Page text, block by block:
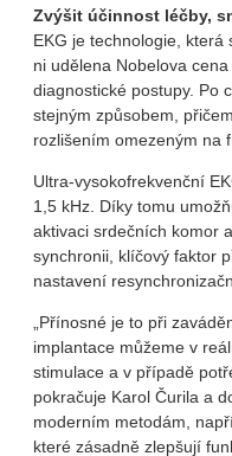
Zvýšit účinnost léčby,
EKG je technologie,
ni udělena Nobelova
diagnostické postupy. Po
stejným způsobem,
rozlišením omezeným na
Ultra-vysokofrekvenční
1,5 kHz. Díky tomu
aktivaci srdečních komor
synchronii, klíčový faktor
nastavení
„Přínosné je to při
implantace můžeme v
stimulace a v případě
pokračuje Karol Čurila a
moderním metodám,
které zásadně zlepšují